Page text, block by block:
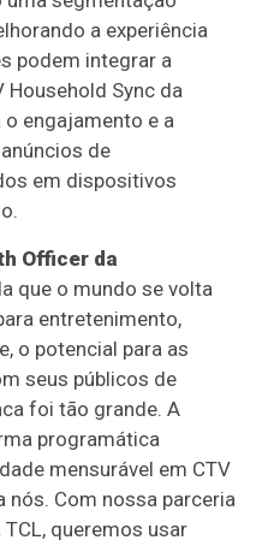
a experiência
podem integrar a
Sync da
engajamento e a
de
em dispositivos
Officer da
que o mundo se volta
entretenimento,
o potencial para as
seus públicos de
foi tão grande. A
programática
mensurável em CTV
Com nossa parceria
queremos usar